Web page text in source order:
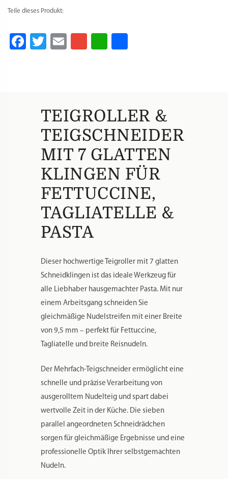
Maccheroni
Teile dieses Produkt:
Facebook
Twitter
TEIGROLLER &
TEIGSCHNEIDER
MIT 7 GLATTEN
KLINGEN FÜR
FETTUCCINE,
TAGLIATELLE &
PASTA
Dieser hochwertige Teigroller mit 7 glatten
Schneidklingen ist das ideale Werkzeug für
alle Liebhaber hausgemachter Pasta. Mit nur
einem Arbeitsgang schneiden Sie
gleichmäßige Nudelstreifen mit einer Breite
von 9,5 mm – perfekt für Fettuccine,
Tagliatelle und breite Reisnudeln.
Der Mehrfach-Teigschneider ermöglicht eine
schnelle und präzise Verarbeitung von
ausgerolltem Nudelteig und spart dabei
wertvolle Zeit in der Küche. Die sieben
parallel angeordneten Schneidrädchen
sorgen für gleichmäßige Ergebnisse und eine
professionelle Optik Ihrer selbstgemachten
Nudeln.